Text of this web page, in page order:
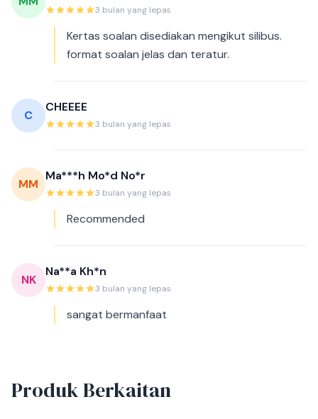
3 bulan yang lepas
Kertas soalan disediakan mengikut silibus.
format soalan jelas dan teratur.
C
CHEEEE
3 bulan yang lepas
MM
Ma***h Mo*d No*r
3 bulan yang lepas
Recommended
NK
Na**a Kh*n
3 bulan yang lepas
sangat bermanfaat
Produk Berkaitan